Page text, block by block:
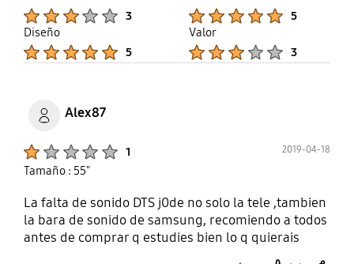
perder clientes.
up
3
5
Diseño
5
Valor
3
Alex87
1 2019-04-18
Tamaño : 55"
La falta de sonido DTS j0de no solo la tele ,tambien
la bara de sonido de samsung, recomiendo a todos
antes de comprar q estudies bien lo q quierais